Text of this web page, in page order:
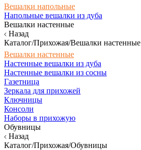
Вешалки напольные
Напольные вешалки из дуба
Вешалки настенные
Назад
Каталог/Прихожая/Вешалки настенные
Вешалки настенные
Настенные вешалки из дуба
Настенные вешалки из сосны
Газетница
Зеркала для прихожей
Ключницы
Консоли
Наборы в прихожую
Обувницы
Назад
Каталог/Прихожая/Обувницы